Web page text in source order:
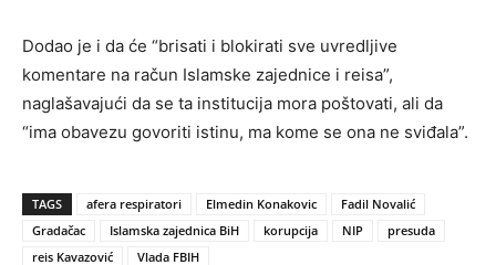
Dodao je i da će “brisati i blokirati sve uvredljive
komentare na račun Islamske zajednice i reisa”,
naglašavajući da se ta institucija mora poštovati, ali da
“ima obavezu govoriti istinu, ma kome se ona ne sviđala”.
TAGS afera respiratori Elmedin Konakovic
Fadil Novalić
Gradačac
Islamska zajednica BiH korupcija NIP
presuda
reis Kavazović
Vlada FBIH